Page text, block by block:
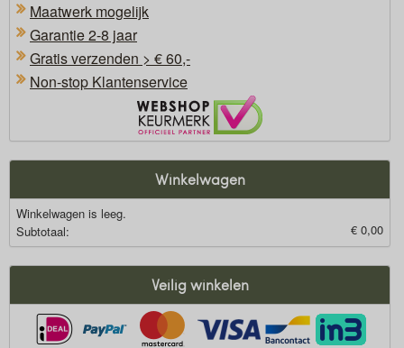
Maatwerk mogelijk
Garantie 2-8 jaar
Gratis verzenden > € 60,-
Non-stop Klantenservice
Winkelwagen
Winkelwagen is leeg.
Subtotaal:
€ 0,00
Veilig winkelen